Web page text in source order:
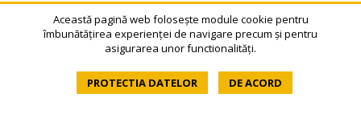
Această pagină web folosește module cookie pentru
îmbunătățirea experienței de navigare precum și pentru
asigurarea unor functionalități.
PROTECTIA DATELOR DE ACORD